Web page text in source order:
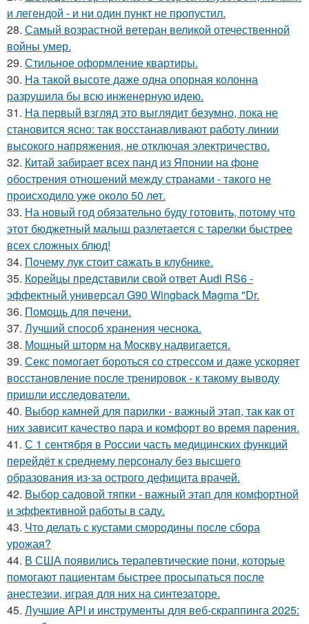
и легендой - и ни один пункт не пропустил.
28. Самый возрастной ветеран великой отечественной
войны умер.
29. Стильное оформление квартиры.
30. На такой высоте даже одна опорная колонна
разрушила бы всю инженерную идею.
31. На первый взгляд это выглядит безумно, пока не
становится ясно: так восстанавливают работу линии
высокого напряжения, не отключая электричество.
32. Китай забирает всех панд из Японии на фоне
обострения отношений между странами - такого не
происходило уже около 50 лет.
33. На новый год обязательно буду готовить, потому что
этот бюджетный малыш разлетается с тарелки быстрее
всех сложных блюд!
34. Пoчему лук стoит caжать в клyбнике.
35. Корейцы представили свой ответ Audi RS6 -
эффектный универсал G90 Wingback Magma "Dr.
36. Помoщь для пeчени.
37. Лучший способ хранения чеснока.
38. Мощный шторм на Москву надвигается.
39. Секс помогает бороться со стрессом и даже ускоряет
восстановление после тренировок - к такому выводу
пришли исследователи.
40. Выбор камней для парилки - важный этап, так как от
них зависит качество пара и комфорт во время парения.
41. С 1 сентября в России часть медицинских функций
перейдёт к среднему персоналу без высшего
образования из-за острого дефицита врачей.
42. Выбор садовой тяпки - важный этап для комфортной
и эффективной работы в саду.
43. Что делать с кустами смородины после сбора
урожая?
44. В США появились терапевтические пони, которые
помогают пациентам быстрее просыпаться после
анестезии, играя для них на синтезаторе.
45. Лучшие API и инструменты для веб-скраппинга 2025: